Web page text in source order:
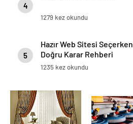
4
1279 kez okundu
5
Hazır Web Sitesi Seçerken
Doğru Karar Rehberi
1235 kez okundu